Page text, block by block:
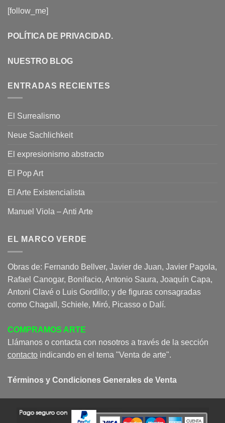
[follow_me]
POLÍTICA DE PRIVACIDAD.
NUESTRO BLOG
ENTRADAS RECIENTES
El Surrealismo
Neue Sachlichkeit
El expresionismo abstracto
El Pop Art
El Arte Existencialista
Manuel Viola – Anti Arte
EL MARCO VERDE
Obras de: Fernando Bellver, Javier de Juan, Javier Pagola,
Rafael Canogar, Bonifacio, Antonio Saura, Joaquín Capa,
Antoni Clavé o Luis Gordillo; y de figuras consagradas
como Chagall, Schiele, Miró, Picasso o Dalí.
COMPRAMOS ARTE
Llámanos o contacta con nosotros a través de la sección
contacto indicando en el tema "Venta de arte".
Términos y Condiciones Generales de Venta